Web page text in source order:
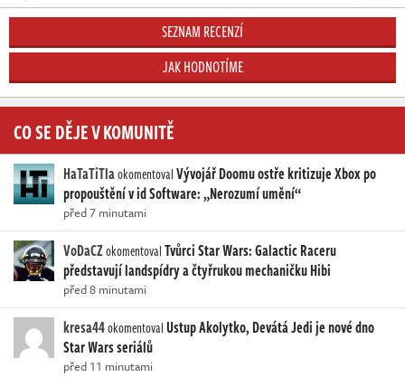
SEZNAM RECENZÍ
JAK HODNOTÍME
CO SE DĚJE V KOMUNITĚ
HaTaTiTlaokomentovalVývojář Doomu ostře kritizuje Xbox po
propouštění v id Software: „Nerozumí umění“
před 7 minutami
VoDaCZokomentovalTvůrci Star Wars: Galactic Raceru
představují landspídry a čtyřrukou mechaničku Hibi
před 8 minutami
kresa44okomentovalUstup Akolytko, Devátá Jedi je nové dno
Star Wars seriálů
před 11 minutami